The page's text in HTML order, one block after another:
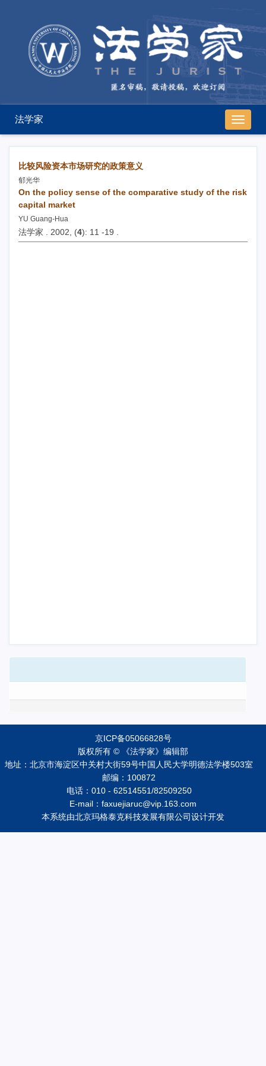
导
航
切
法学家
比较风险资本市场研究的政策意义
郁光华
On the policy sense of the comparative study of the risk
capital market
YU Guang-Hua
法学家 . 2002, (4): 11 -19 .
京ICP备05066828号
版权所有 © 《法学家》编辑部
地址：北京市海淀区中关村大街59号中国人民大学明德法学楼503室
邮编：100872
电话：010 - 62514551/82509250
E-mail：faxuejiaruc@vip.163.com
本系统由北京玛格泰克科技发展有限公司设计开发